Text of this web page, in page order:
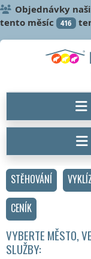
Objednávky
tento měsíc 416
STĚHOVÁNÍ
CENÍK
VYBERTE MĚSTO,
SLUŽBY: